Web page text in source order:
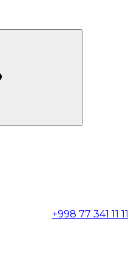
+998 77 341 11 11